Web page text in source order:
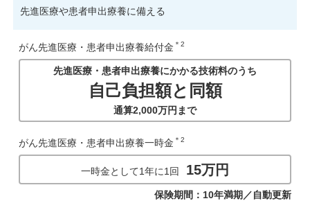
先進医療や患者申出療養に備える
がん先進医療・患者申出療養給付金 ＊2
先進医療・患者申出療養にかかる技術料のうち
自己負担額と同額
通算2,000万円まで
がん先進医療・患者申出療養一時金 ＊2
一時金として1年に1回 15万円
保険期間：10年満期／自動更新